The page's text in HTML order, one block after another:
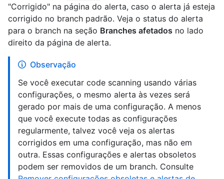
"Corrigido" na página do alerta, caso o alerta já esteja
corrigido no branch padrão. Veja o status do alerta
para o branch na seção Branches afetados no lado
direito da página de alerta.
Observação
Se você executar code scanning usando várias
configurações, o mesmo alerta às vezes será
gerado por mais de uma configuração. A menos
que você execute todas as configurações
regularmente, talvez você veja os alertas
corrigidos em uma configuração, mas não em
outra. Essas configurações e alertas obsoletos
podem ser removidos de um branch. Consulte